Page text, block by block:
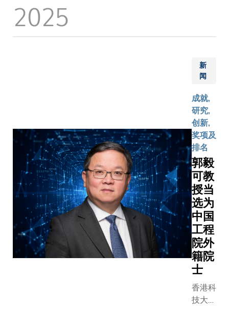
越贡献。
大化学及
生物工程
任兼讲座
教授邵敏
华教授获
颁「研资
局高级研
究学者」
荣衔 ; 物
理学系副
教授刘军
伟教授，
以及市场
学系兼工
业工程及
决策分析
学系副教
授刘佳教
授则获颁
「研资局
算机学
（ACM）
颁授会士
年全球共
71位学者
获颁此荣
衔，在亚
洲地区的
12位新选
会士中，
其中四位
便来自科
大，包括
科大副校
长（研究
及发
展）、电
子及计算
机工程学
系和计算
2025
新
闻
成就,
研究,
创新,
奖项及
排名
郭毅
可教
授当
选为
中国
工程
院外
籍院
士
香港科
技大学